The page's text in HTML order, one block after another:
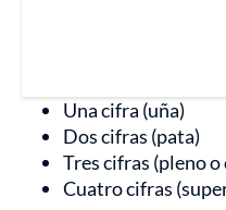
Una cifra (uña)
Dos cifras (pata)
Tres cifras (pleno
Cuatro cifras